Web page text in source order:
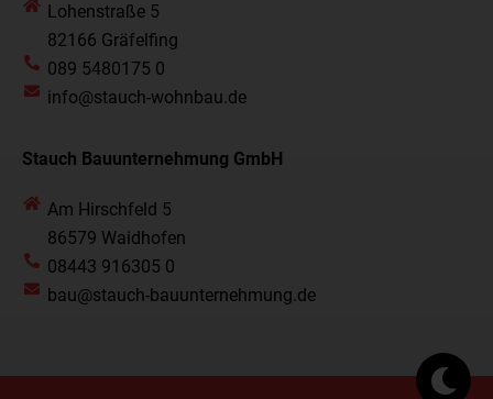
Lohenstraße 5
82166 Gräfelfing
089 5480175 0
info@stauch-wohnbau.de
Stauch Bauunternehmung GmbH
Am Hirschfeld 5
86579 Waidhofen
08443 916305 0
bau@stauch-bauunternehmung.de